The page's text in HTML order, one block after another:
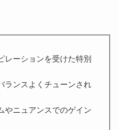
レーションを受けた特別
ランスよくチューンされ
やニュアンスでのゲイン